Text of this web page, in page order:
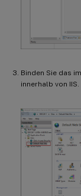
Binden Sie das
innerhalb von IIS.